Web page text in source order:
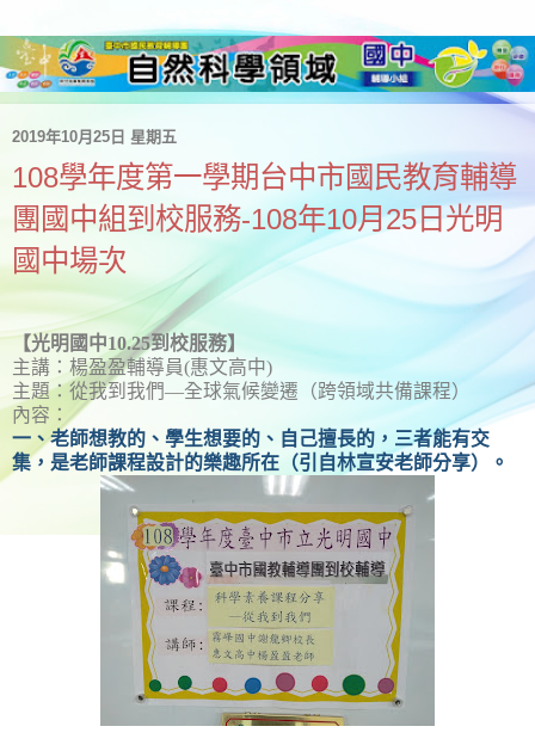
2019年10月25日 星期五
108學年度第一學期台中市國民教育輔導
團國中組到校服務-108年10月25日光明
國中場次
【光明國中10.25到校服務】
主講：楊盈盈輔導員(惠文高中)
主題：從我到我們—全球氣候變遷（跨領域共備課程）
內容：
一、老師想教的、學生想要的、自己擅長的，三者能有交
集，是老師課程設計的樂趣所在（引自林宣安老師分享）。